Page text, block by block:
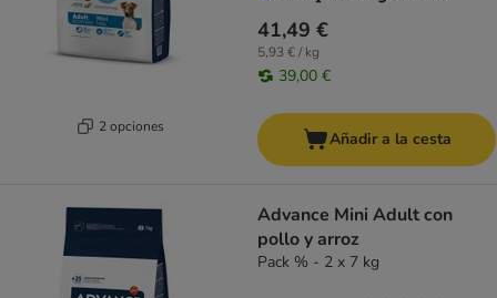
2 opciones
41,49 €
5,93 € / kg
39,00 €
Añadir a la cesta
Advance Mini Adult con
pollo y arroz
Pack % - 2 x 7 kg